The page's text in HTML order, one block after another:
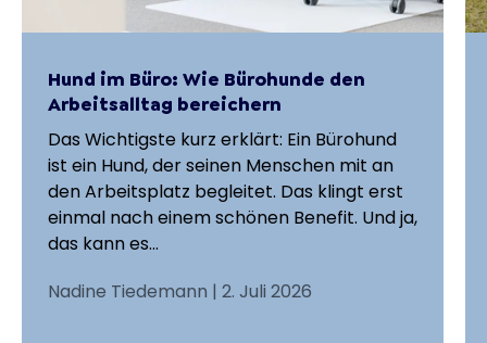
Hund im Büro: Wie Bürohunde den
Arbeitsalltag bereichern
Das Wichtigste kurz erklärt: Ein Bürohund
ist ein Hund, der seinen Menschen mit an
den Arbeitsplatz begleitet. Das klingt erst
einmal nach einem schönen Benefit. Und ja,
das kann es...
Nadine Tiedemann | 2. Juli 2026